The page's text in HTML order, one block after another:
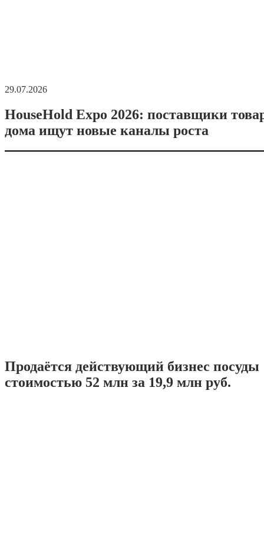
29.07.2026
HouseHold Expo 2026: поставщики
дома ищут новые каналы роста
Продаётся действующий бизнес посуды
стоимостью 52 млн за 19,9 млн руб.